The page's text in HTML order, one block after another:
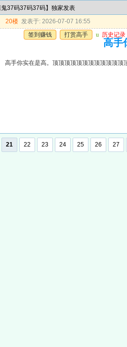
37码37码37码】独家发表
20楼 发表于: 2026-07-07 16:55
签到赚钱
打赏高手 u 历史记录
高手
高手你实在是高。顶顶顶顶顶顶顶顶顶顶顶顶
21 22 23 24 25 26 27